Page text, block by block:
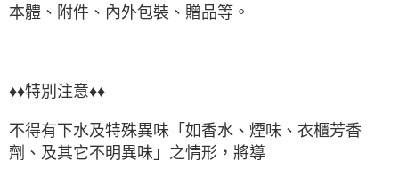
本體、附件、內外包裝、贈品等。
♦♦特別注意♦♦
不得有下水及特殊異味「如香水、煙味、衣櫃芳香
劑、及其它不明異味」之情形，將導